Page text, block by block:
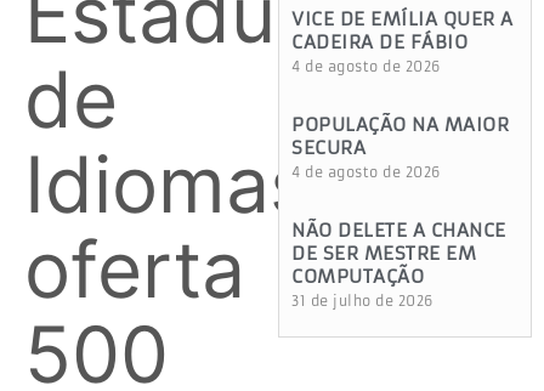
de
Idiomas
oferta
500
VICE DE EMÍLIA QUER A
CADEIRA DE FÁBIO
4 de agosto de 2026
POPULAÇÃO NA MAIOR
SECURA
4 de agosto de 2026
NÃO DELETE A CHANCE
DE SER MESTRE EM
COMPUTAÇÃO
31 de julho de 2026